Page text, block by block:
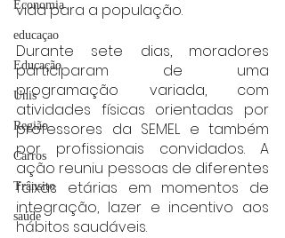
Economia
educaçao
Educação
Unis
Região
Carros
Trânsito
saúde
vida para a população.
Durante sete dias, moradores
participaram de uma
programação variada, com
atividades físicas orientadas por
professores da SEMEL e também
por profissionais convidados. A
ação reuniu pessoas de diferentes
faixas etárias em momentos de
integração, lazer e incentivo aos
hábitos saudáveis.